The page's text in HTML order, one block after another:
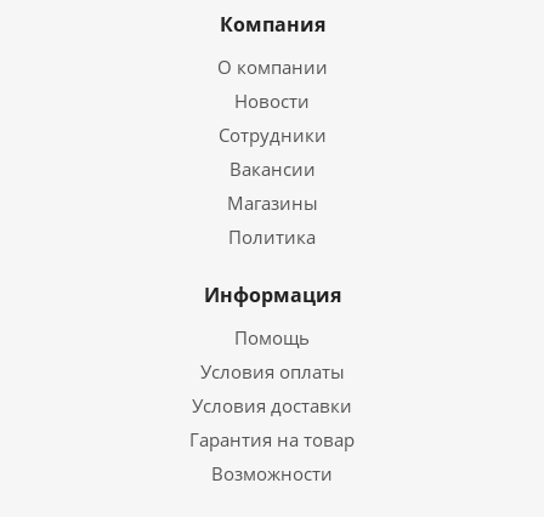
Компания
О компании
Новости
Сотрудники
Вакансии
Магазины
Политика
Информация
Помощь
Условия оплаты
Условия доставки
Гарантия на товар
Возможности